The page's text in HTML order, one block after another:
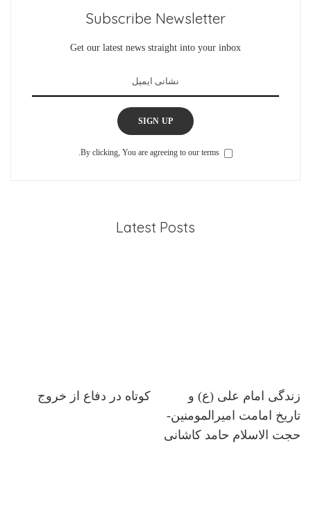
Subscribe Newsletter
Get our latest news straight into your inbox
SIGN UP
By clicking, You are agreeing to our terms.
Latest Posts
زندگی امام علی (ع) و
تاریخ امامت امیرالمومنین-
حجت الاسلام حامد کاشانی
کوتاه در دفاع از خروج